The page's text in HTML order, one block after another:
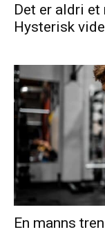
Det er aldri et
Hysterisk
En manns